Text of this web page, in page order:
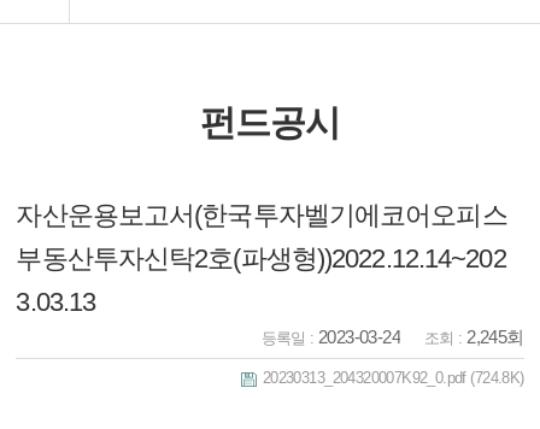
펀드공시
자산운용보고서(한국투자벨기에코어오피스
부동산투자신탁2호(파생형))2022.12.14~202
3.03.13
등록일 : 2023-03-24 조회 :2,245회
20230313_204320007K92_0.pdf(724.8K)